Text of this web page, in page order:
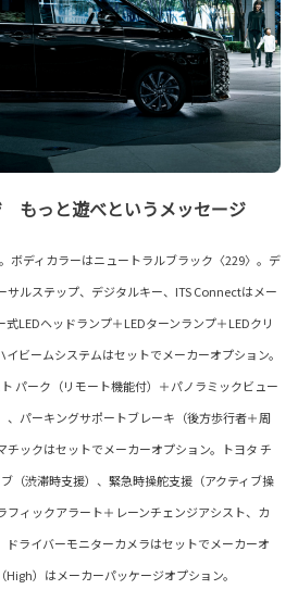
もっと遊べというメッセージ
ボディカラーはニュートラルブラック〈229〉。デ
サルステップ、デジタルキー、ITS Connectはメー
LEDヘッドランプ＋LEDターンランプ＋LEDクリ
ビームシステムはセットでメーカーオプション。
パーク（リモート機能付）＋パノラミックビュー
、パーキングサポートブレーキ（後方歩行者＋周
ックはセットでメーカーオプション。トヨタ チ
（渋滞時支援）、緊急時操舵支援（アクティブ操
ィックアラート＋レーンチェンジアシスト、カ
ドライバーモニターカメラはセットでメーカーオ
）はメーカーパッケージオプション。